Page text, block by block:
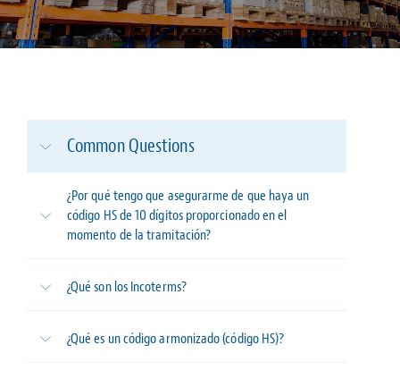
Common Questions
¿Por qué tengo que asegurarme de que haya un
código HS de 10 dígitos proporcionado en el
momento de la tramitación?
¿Qué son los Incoterms?
¿Qué es un código armonizado (código HS)?